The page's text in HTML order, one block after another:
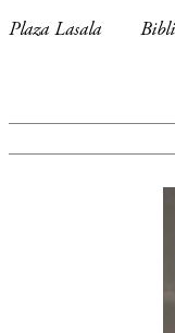
Plaza Lasala